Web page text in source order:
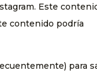
Este
contenido podría
para